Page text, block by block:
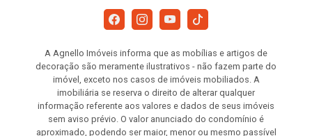
A Agnello Imóveis informa que as mobílias e artigos de
decoração são meramente ilustrativos - não fazem parte do
imóvel, exceto nos casos de imóveis mobiliados. A
imobiliária se reserva o direito de alterar qualquer
informação referente aos valores e dados de seus imóveis
sem aviso prévio. O valor anunciado do condomínio é
aproximado, podendo ser maior, menor ou mesmo passível